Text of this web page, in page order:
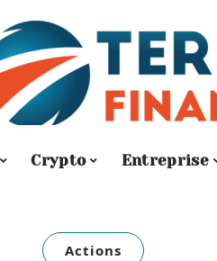
Crypto Entreprise
Actions